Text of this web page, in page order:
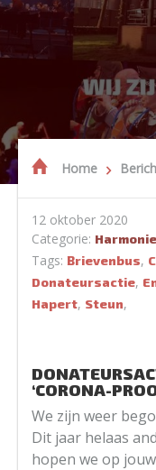
Home
12 oktober 2020
Categorie: Harmonie
Tags: Brievenbus,
Donateursactie,
Hapert, Steun,
‘CORONA-
We zijn weer
Dit jaar helaas
hopen we op